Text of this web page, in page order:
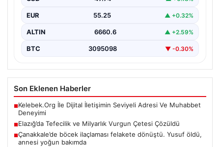
EUR 55.25 ▲ +0.32%
ALTIN 6660.6 ▲ +2.59%
BTC 3095098 ▼ -0.30%
Son Eklenen Haberler
■Kelebek.Org İle Dijital İletişimin Seviyeli Adresi Ve Muhabbet
Deneyimi
■Elazığ’da Tefecilik ve Milyarlık Vurgun Çetesi Çözüldü
■Çanakkale’de böcek ilaçlaması felakete dönüştü. Yusuf öldü,
annesi yoğun bakımda